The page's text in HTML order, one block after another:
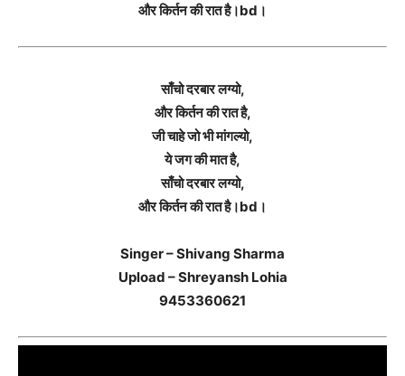
और किर्तन की रात है।bd।
साँचो दरबार लग्यो,
और किर्तन की रात है,
जी चाहे जो भी मांगल्यो,
ये जग की मात है,
साँचो दरबार लग्यो,
और किर्तन की रात है।bd।
Singer – Shivang Sharma
Upload – Shreyansh Lohia
9453360621